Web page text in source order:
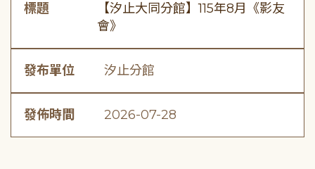
標題
【汐止大同分館】115年8月《影友
會》
發布單位 汐止分館
發佈時間 2026-07-28